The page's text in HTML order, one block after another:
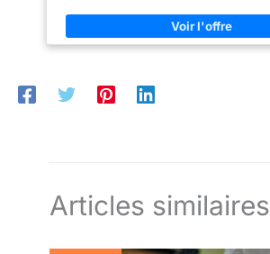
Articles similaires